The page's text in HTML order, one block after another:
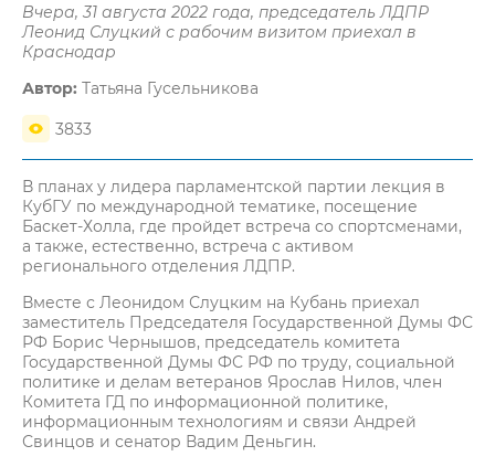
Вчера, 31 августа 2022 года, председатель ЛДПР
Леонид Слуцкий с рабочим визитом приехал в
Краснодар
Автор: Татьяна Гусельникова
3833
В планах у лидера парламентской партии лекция в
КубГУ по международной тематике, посещение
Баскет-Холла, где пройдет встреча со спортсменами,
а также, естественно, встреча с активом
регионального отделения ЛДПР.
Вместе с Леонидом Слуцким на Кубань приехал
заместитель Председателя Государственной Думы ФС
РФ Борис Чернышов, председатель комитета
Государственной Думы ФС РФ по труду, социальной
политике и делам ветеранов Ярослав Нилов, член
Комитета ГД по информационной политике,
информационным технологиям и связи Андрей
Свинцов и сенатор Вадим Деньгин.